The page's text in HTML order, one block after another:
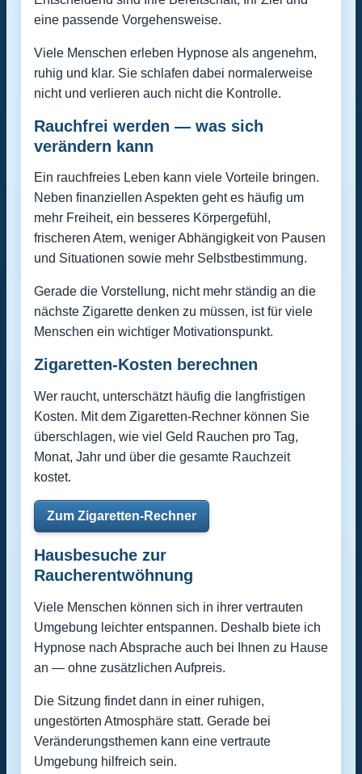
eine passende Vorgehensweise.
Viele Menschen erleben Hypnose als angenehm,
ruhig und klar. Sie schlafen dabei normalerweise
nicht und verlieren auch nicht die Kontrolle.
Rauchfrei werden — was sich
verändern kann
Ein rauchfreies Leben kann viele Vorteile bringen.
Neben finanziellen Aspekten geht es häufig um
mehr Freiheit, ein besseres Körpergefühl,
frischeren Atem, weniger Abhängigkeit von Pausen
und Situationen sowie mehr Selbstbestimmung.
Gerade die Vorstellung, nicht mehr ständig an die
nächste Zigarette denken zu müssen, ist für viele
Menschen ein wichtiger Motivationspunkt.
Zigaretten-Kosten berechnen
Wer raucht, unterschätzt häufig die langfristigen
Kosten. Mit dem Zigaretten-Rechner können Sie
überschlagen, wie viel Geld Rauchen pro Tag,
Monat, Jahr und über die gesamte Rauchzeit
kostet.
Zum Zigaretten-Rechner
Hausbesuche zur
Raucherentwöhnung
Viele Menschen können sich in ihrer vertrauten
Umgebung leichter entspannen. Deshalb biete ich
Hypnose nach Absprache auch bei Ihnen zu Hause
an — ohne zusätzlichen Aufpreis.
Die Sitzung findet dann in einer ruhigen,
ungestörten Atmosphäre statt. Gerade bei
Veränderungsthemen kann eine vertraute
Umgebung hilfreich sein.